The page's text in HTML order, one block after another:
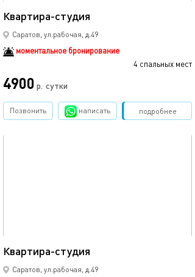
Квартира-студия
Саратов, ул.рабочая, д.49
моментальное бронирование
4 спальных мест
4900 р. сутки
подробнее
Позвонить написать Забронировать
Квартира-студия
Саратов, ул.рабочая, д.49